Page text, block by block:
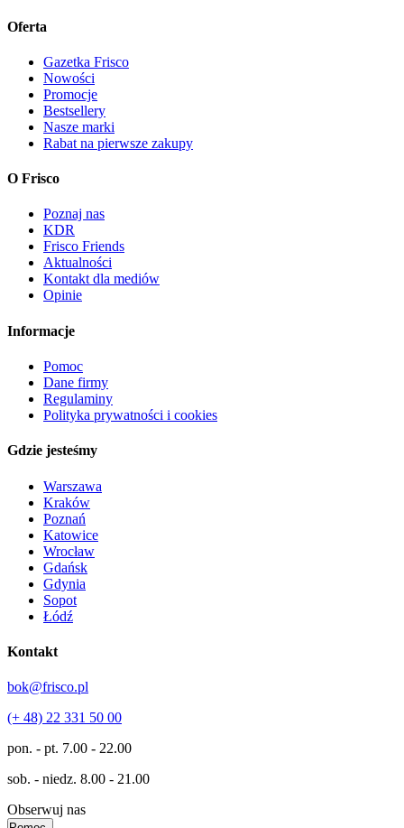
Oferta
Gazetka Frisco
Nowości
Promocje
Bestsellery
Nasze marki
Rabat na pierwsze zakupy
O Frisco
Poznaj nas
KDR
Frisco Friends
Aktualności
Kontakt dla mediów
Opinie
Informacje
Pomoc
Dane firmy
Regulaminy
Polityka prywatności i cookies
Gdzie jesteśmy
Warszawa
Kraków
Poznań
Katowice
Wrocław
Gdańsk
Gdynia
Sopot
Łódź
Kontakt
bok@frisco.pl
(+ 48) 22 331 50 00
pon. - pt. 7.00 - 22.00
sob. - niedz. 8.00 - 21.00
Obserwuj nas